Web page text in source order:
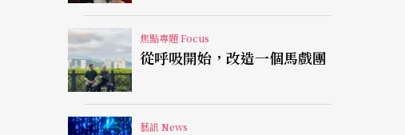
焦點專題 Focus
從呼吸開始，改造一個馬戲團
藝訊 News